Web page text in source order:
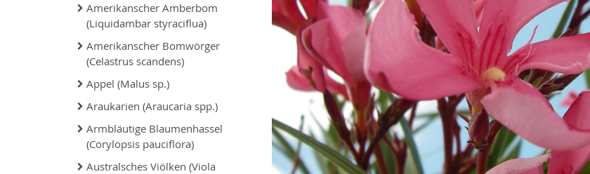
Amerikanscher Amberbom
(Liquidambar styraciflua)
Amerikanscher Bomwörger
(Celastrus scandens)
Appel (Malus sp.)
Araukarien (Araucaria spp.)
Armbläutige Blaumenhassel
(Corylopsis pauciflora)
Australsches Viölken (Viola